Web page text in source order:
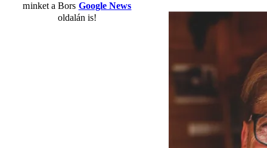
minket a Bors Google News
oldalán is!